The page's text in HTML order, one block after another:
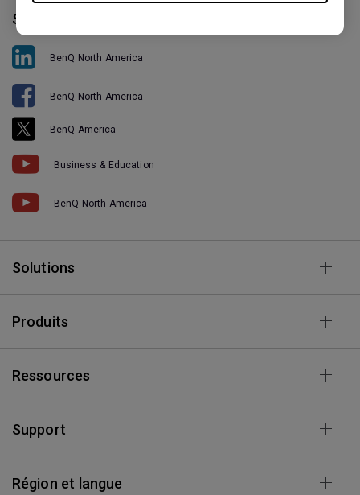
Suivez-nous
BenQ North America
BenQ North America
BenQ America
Business & Education
BenQ North America
Solutions
Produits
Ressources
Support
Région et langue